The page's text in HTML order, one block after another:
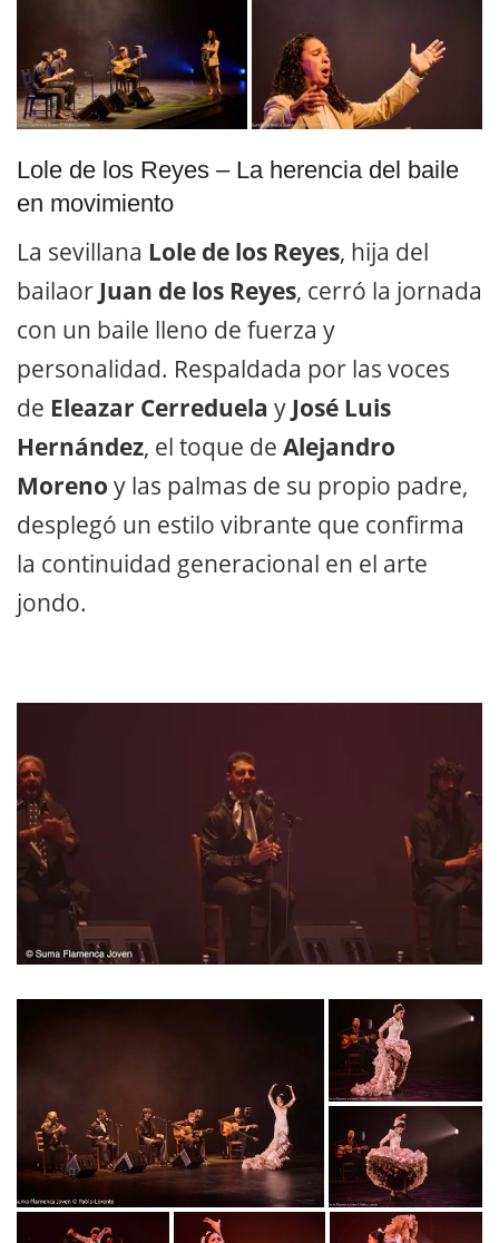
Lole de los Reyes – La herencia del baile
en movimiento
La sevillana Lole de los Reyes, hija del
bailaor Juan de los Reyes, cerró la jornada
con un baile lleno de fuerza y
personalidad. Respaldada por las voces
de Eleazar Cerreduela y José Luis
Hernández, el toque de Alejandro
Moreno y las palmas de su propio padre,
desplegó un estilo vibrante que confirma
la continuidad generacional en el arte
jondo.